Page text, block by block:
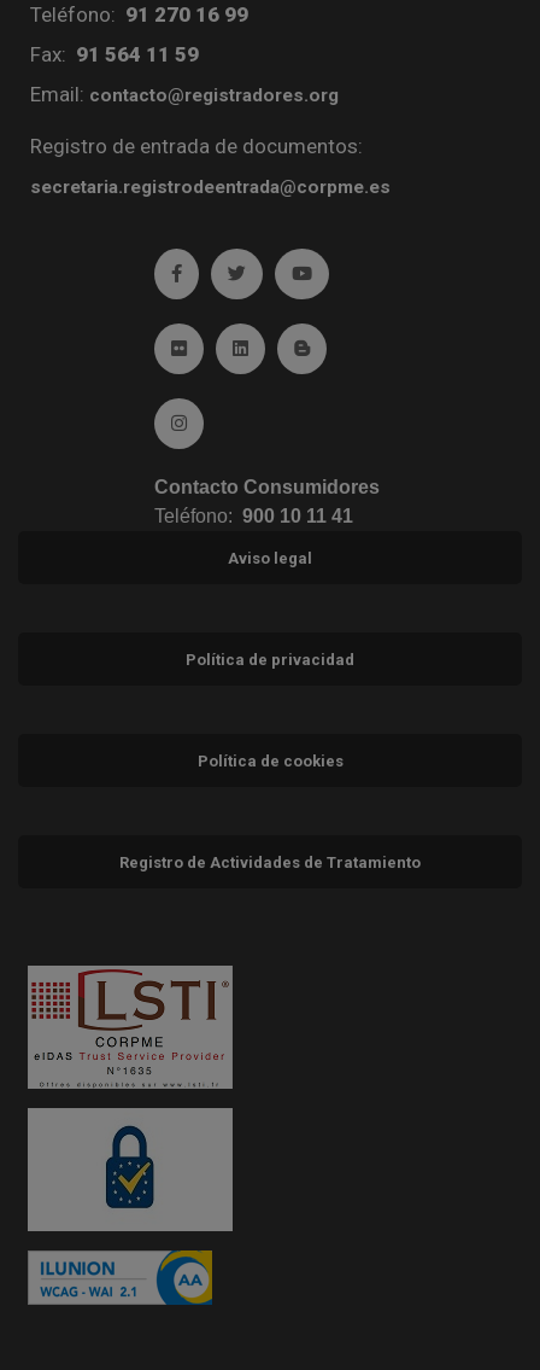
Teléfono: 91 270 16 99
Fax: 91 564 11 59
Email: contacto@registradores.org
Registro de entrada de documentos:
secretaria.registrodeentrada@corpme.es
Ir a facebook (abre en ventana nueva)
Ir a twitter (abre en ventana nueva)
Ir a YouTube (abre en
Ir a Flickr (abre en ventana nueva)
Ir a Linkedin (abre en ventana nueva)
Ir al Blog (abre en ventana
Ir a Instagram (abre en ventana nueva)
Contacto Consumidores
Teléfono: 900 10 11 41
Aviso legal
Política de privacidad
Política de cookies
Registro de Actividades de Tratamiento